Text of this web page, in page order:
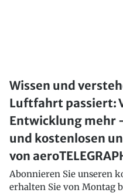
Wissen und
Luftfahrt passiert:
Entwicklung mehr
und kostenlosen
von
Abonnieren Sie unseren
erhalten Sie von Montag